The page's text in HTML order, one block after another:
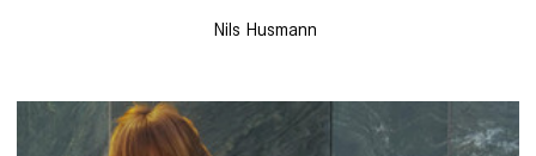
Nils Husmann